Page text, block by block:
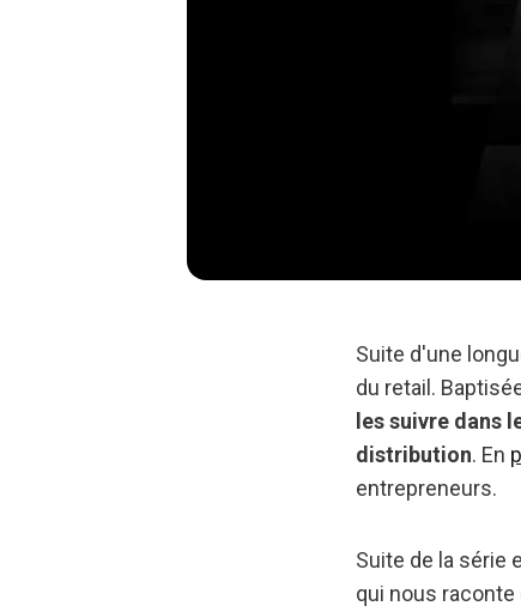
Suite d'une
du retail.
les suivre dans
distribution. En
entrepreneurs.
Suite de la série
qui nous